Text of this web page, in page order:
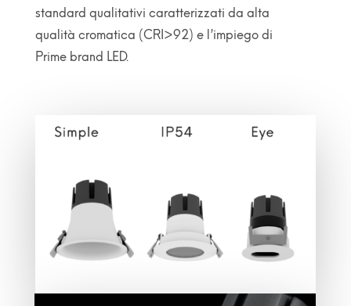
standard qualitativi caratterizzati da alta
qualità cromatica (CRI>92) e l’impiego di
Prime brand LED.